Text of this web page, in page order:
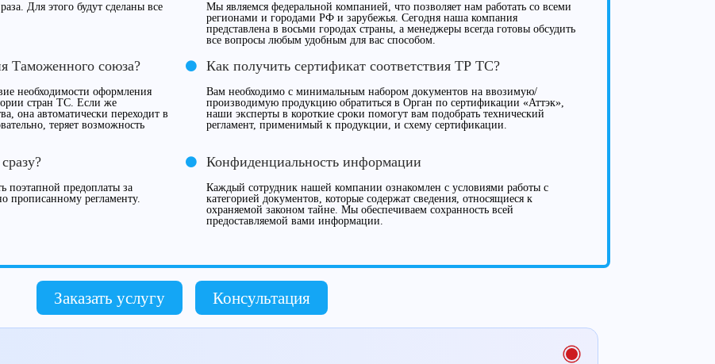
Для этого будут сделаны все
Мы являемся федеральной компанией, что позволяет нам работать со всеми
регионами и городами РФ и зарубежья. Сегодня наша компания
представлена в восьми городах страны, а менеджеры всегда готовы обсудить
все вопросы любым удобным для вас способом.
Таможенного союза?
необходимости оформления
стран ТС. Если же
она автоматически переходит в
теряет возможность
Как получить сертификат соответствия ТР ТС?
Вам необходимо с минимальным набором документов на ввозимую/
производимую продукцию обратиться в Орган по сертификации «Аттэк»,
наши эксперты в короткие сроки помогут вам подобрать технический
регламент, применимый к продукции, и схему сертификации.
поэтапной предоплаты за
прописанному регламенту.
Конфиденциальность информации
Каждый сотрудник нашей компании ознакомлен с условиями работы с
категорией документов, которые содержат сведения, относящиеся к
охраняемой законом тайне. Мы обеспечиваем сохранность всей
предоставляемой вами информации.
Заказать услугу Консультация